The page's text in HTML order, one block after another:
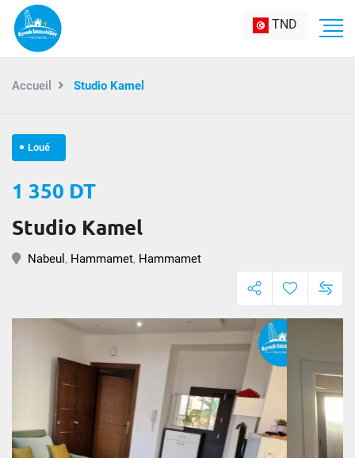
TND
Accueil Studio Kamel
Loué
1 350 DT
Studio Kamel
Nabeul , Hammamet, Hammamet